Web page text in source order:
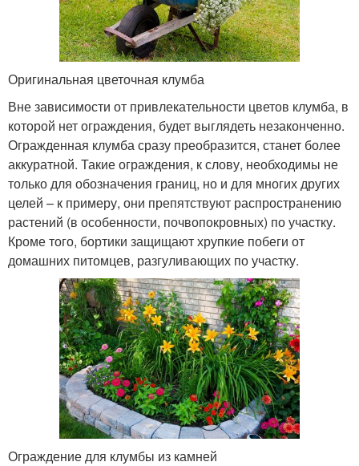
Оригинальная цветочная клумба
Вне зависимости от привлекательности цветов клумба, в
которой нет ограждения, будет выглядеть незаконченно.
Огражденная клумба сразу преобразится, станет более
аккуратной. Такие ограждения, к слову, необходимы не
только для обозначения границ, но и для многих других
целей – к примеру, они препятствуют распространению
растений (в особенности, почвопокровных) по участку.
Кроме того, бортики защищают хрупкие побеги от
домашних питомцев, разгуливающих по участку.
Ограждение для клумбы из камней